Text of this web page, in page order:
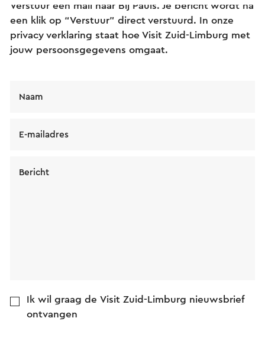
Verstuur een mail naar Bij Pauls. Je bericht wordt na
een klik op “Verstuur” direct verstuurd. In onze
privacy verklaring staat hoe Visit Zuid-Limburg met
jouw persoonsgegevens omgaat.
Naam
E-mailadres
Bericht
Ik wil graag de Visit Zuid-Limburg nieuwsbrief
ontvangen